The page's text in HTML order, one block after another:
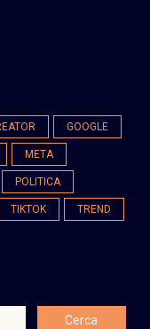
GOOGLE
META
POLITICA
TIKTOK TREND